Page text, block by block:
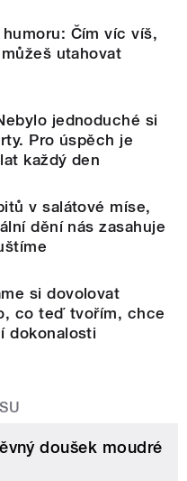
Čím víc víš,
utahovat
jednoduché si
Pro úspěch je
každý den
v salátové míse,
dění nás zasahuje
si dovolovat
co teď tvořím, chce
dokonalosti
doušek moudré